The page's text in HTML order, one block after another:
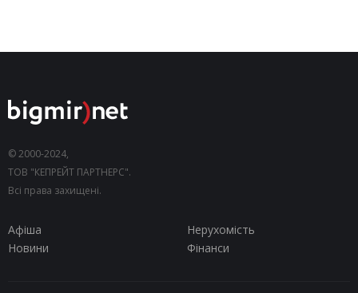
© 2000-2024,
ТОВ "КЕПРЕЙТ ПАРТНЕРС".
Всі права захищені.
Афіша
Нерухомість
Новини
Фінанси